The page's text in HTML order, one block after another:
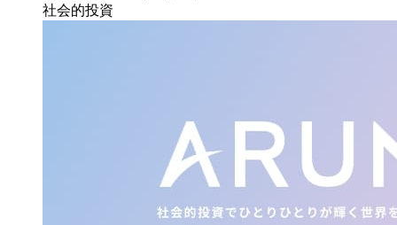
社会的投資